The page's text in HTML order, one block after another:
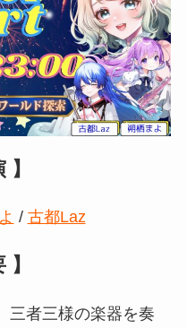
】
/ 古都Laz
】
三者三様の楽器を奏